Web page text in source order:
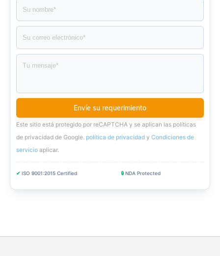
Este sitio está protegido por reCAPTCHA y se aplican las políticas
de privacidad de Google. política de privacidad y Condiciones de
servicio aplicar.
✔ ISO 9001:2015 Certified 🔒 NDA Protected